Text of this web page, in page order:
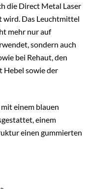
die Direct Metal Laser
wird. Das Leuchtmittel
mehr nur auf
sondern auch
bei Rehaut, den
Hebel sowie der
einem blauen
einem
einen gummierten